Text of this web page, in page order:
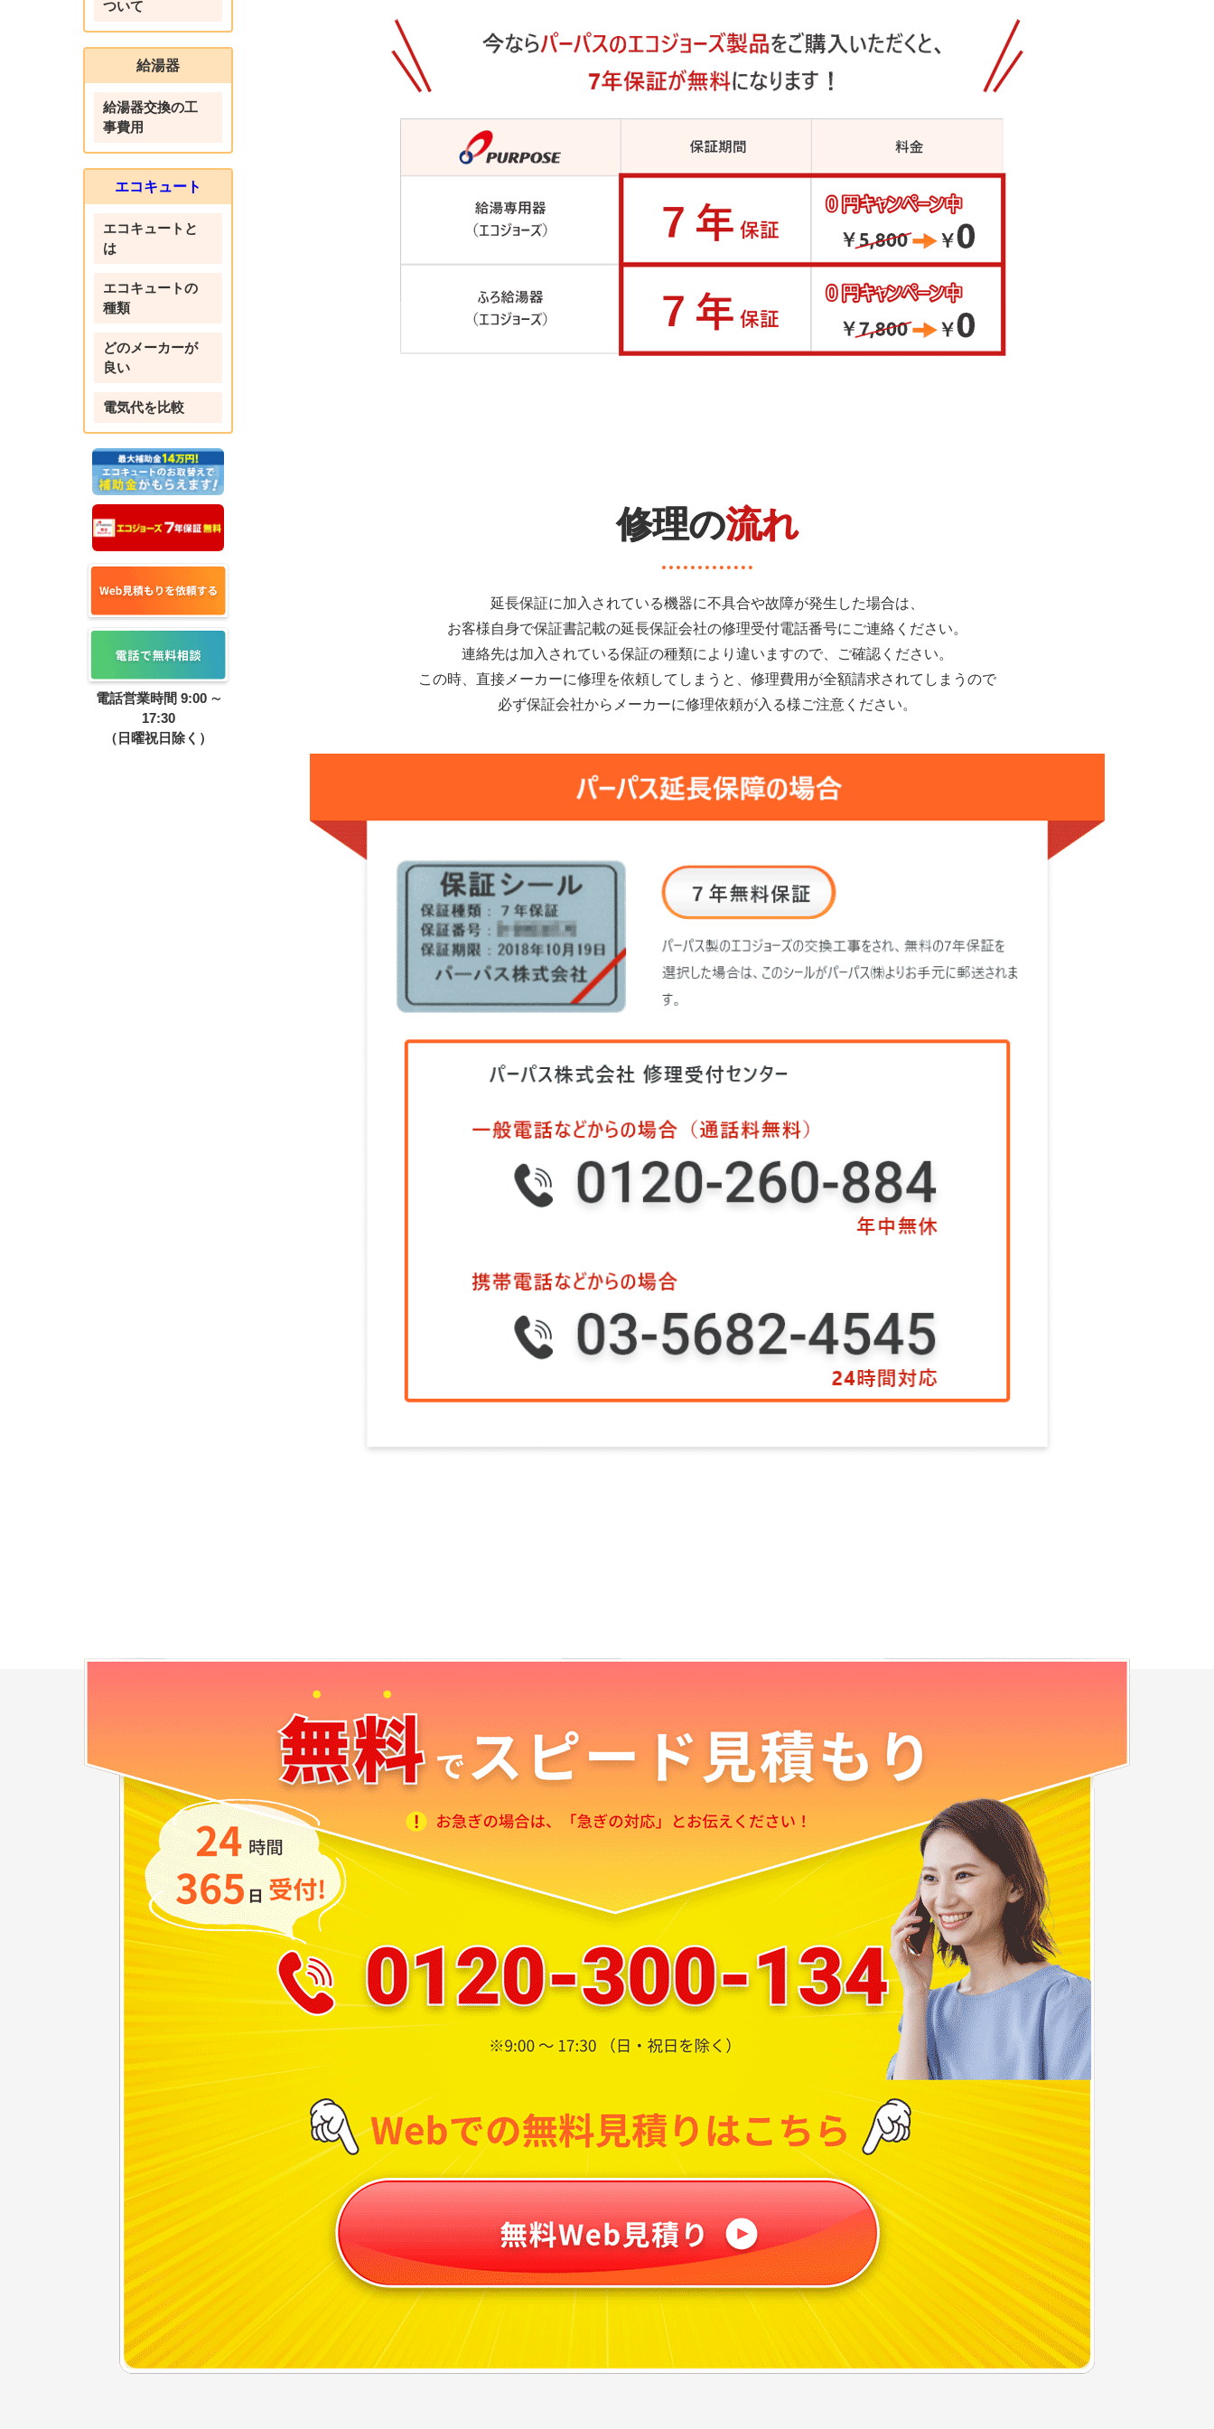
ついて
給湯器
給湯器交換の工
事費用
エコキュート
エコキュートと
は
エコキュートの
種類
どのメーカーが
良い
電気代を比較
電話営業時間 9:00 ∼
17:30
（日曜祝日除く）
修理の流れ
延長保証に加入されている機器に不具合や故障が発生した場合は、
お客様自身で保証書記載の延長保証会社の修理受付電話番号にご連絡ください。
連絡先は加入されている保証の種類により違いますので、ご確認ください。
この時、直接メーカーに修理を依頼してしまうと、修理費用が全額請求されてしまうので
必ず保証会社からメーカーに修理依頼が入る様ご注意ください。